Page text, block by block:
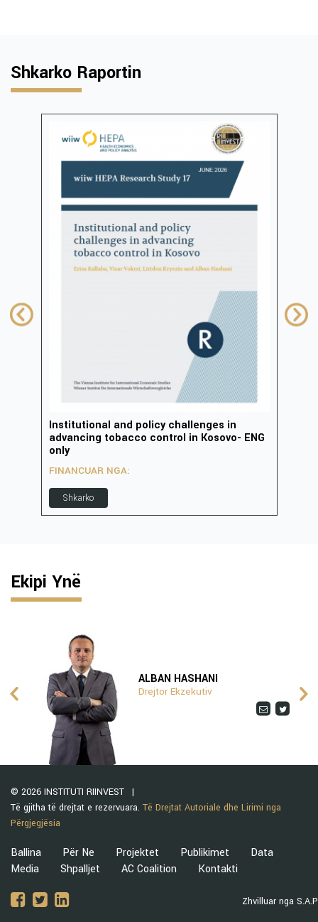
Shkarko Raportin
Institutional and policy challenges in
advancing tobacco control in Kosovo- ENG
only
FINANCUAR NGA:
Shkarko
Ekipi Ynë
ALBAN HASHANI
Drejtor Ekzekutiv
© 2026 INSTITUTI RIINVEST
Të gjitha të drejtat e rezervuara. Të Drejtat Autoriale dhe Lirimi nga
Përgjegjësia
Ballina Për Ne Projektet Publikimet
Data
Media
Shpalljet AC Coalition Kontakti
Zhvilluar nga S.A.P